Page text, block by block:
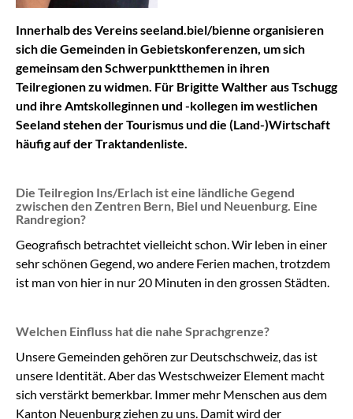
Innerhalb des Vereins seeland.biel/bienne organisieren
sich die Gemeinden in Gebietskonferenzen, um sich
gemeinsam den Schwerpunktthemen in ihren
Teilregionen zu widmen. Für Brigitte Walther aus Tschugg
und ihre Amtskolleginnen und -kollegen im westlichen
Seeland stehen der Tourismus und die (Land-)Wirtschaft
häufig auf der Traktandenliste.
Die Teilregion Ins/Erlach ist eine ländliche Gegend
zwischen den Zentren Bern, Biel und Neuenburg. Eine
Randregion?
Geografisch betrachtet vielleicht schon. Wir leben in einer
sehr schönen Gegend, wo andere Ferien machen, trotzdem
ist man von hier in nur 20 Minuten in den grossen Städten.
Welchen Einfluss hat die nahe Sprachgrenze?
Unsere Gemeinden gehören zur Deutschschweiz, das ist
unsere Identität. Aber das Westschweizer Element macht
sich verstärkt bemerkbar. Immer mehr Menschen aus dem
Kanton Neuenburg ziehen zu uns. Damit wird der